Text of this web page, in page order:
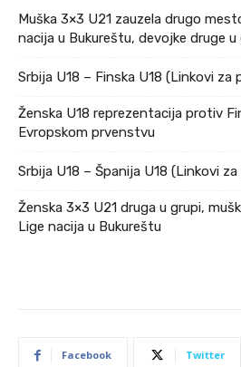
Muška 3×3 U21 zauzela drugo
nacija u Bukureštu, devojke druge u
Srbija U18 – Finska U18 (Linkovi za
Ženska U18 reprezentacija protiv
Evropskom prvenstvu
Srbija U18 – Španija U18 (Linkovi
Ženska 3×3 U21 druga u grupi,
Lige nacija u Bukureštu
Facebook Twitter